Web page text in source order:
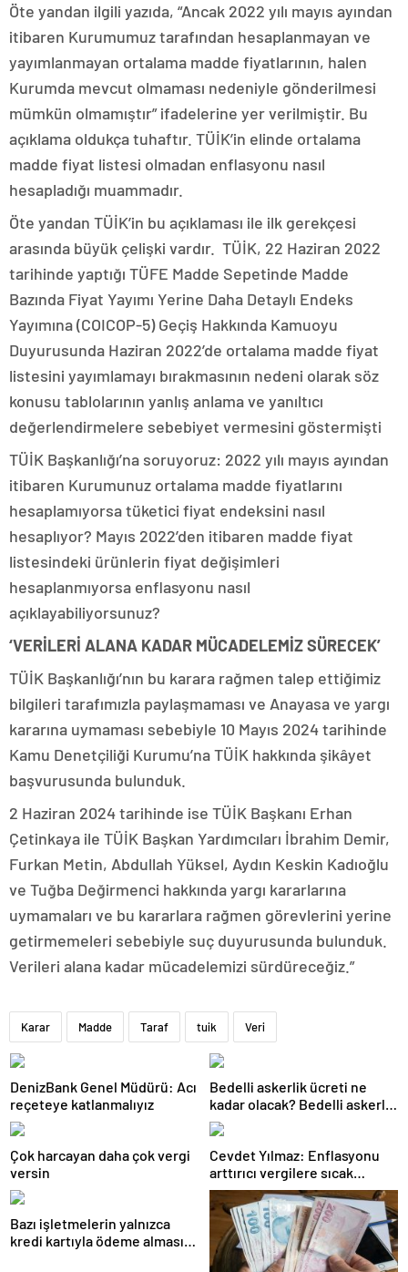
Öte yandan ilgili yazıda, “Ancak 2022 yılı mayıs ayından
itibaren Kurumumuz tarafından hesaplanmayan ve
yayımlanmayan ortalama madde fiyatlarının, halen
Kurumda mevcut olmaması nedeniyle gönderilmesi
mümkün olmamıştır” ifadelerine yer verilmiştir. Bu
açıklama oldukça tuhaftır. TÜİK’in elinde ortalama
madde fiyat listesi olmadan enflasyonu nasıl
hesapladığı muammadır.
Öte yandan TÜİK’in bu açıklaması ile ilk gerekçesi
arasında büyük çelişki vardır. TÜİK, 22 Haziran 2022
tarihinde yaptığı TÜFE Madde Sepetinde Madde
Bazında Fiyat Yayımı Yerine Daha Detaylı Endeks
Yayımına (COICOP-5) Geçiş Hakkında Kamuoyu
Duyurusunda Haziran 2022’de ortalama madde fiyat
listesini yayımlamayı bırakmasının nedeni olarak söz
konusu tablolarının yanlış anlama ve yanıltıcı
değerlendirmelere sebebiyet vermesini göstermişti
TÜİK Başkanlığı’na soruyoruz: 2022 yılı mayıs ayından
itibaren Kurumunuz ortalama madde fiyatlarını
hesaplamıyorsa tüketici fiyat endeksini nasıl
hesaplıyor? Mayıs 2022’den itibaren madde fiyat
listesindeki ürünlerin fiyat değişimleri
hesaplanmıyorsa enflasyonu nasıl
açıklayabiliyorsunuz?
‘VERİLERİ ALANA KADAR MÜCADELEMİZ SÜRECEK’
TÜİK Başkanlığı’nın bu karara rağmen talep ettiğimiz
bilgileri tarafımızla paylaşmaması ve Anayasa ve yargı
kararına uymaması sebebiyle 10 Mayıs 2024 tarihinde
Kamu Denetçiliği Kurumu’na TÜİK hakkında şikâyet
başvurusunda bulunduk.
2 Haziran 2024 tarihinde ise TÜİK Başkanı Erhan
Çetinkaya ile TÜİK Başkan Yardımcıları İbrahim Demir,
Furkan Metin, Abdullah Yüksel, Aydın Keskin Kadıoğlu
ve Tuğba Değirmenci hakkında yargı kararlarına
uymamaları ve bu kararlara rağmen görevlerini yerine
getirmemeleri sebebiyle suç duyurusunda bulunduk.
Verileri alana kadar mücadelemizi sürdüreceğiz.”
Karar Madde Taraf tuik Veri
DenizBank Genel Müdürü: Acı
reçeteye katlanmalıyız
Bedelli askerlik ücreti ne
kadar olacak? Bedelli askerlik
ücreti 2024 Temmuz…
Çok harcayan daha çok vergi
versin
Cevdet Yılmaz: Enflasyonu
arttırıcı vergilere sıcak
bakmıyoruz ama…
Bazı işletmelerin yalnızca
kredi kartıyla ödeme alması